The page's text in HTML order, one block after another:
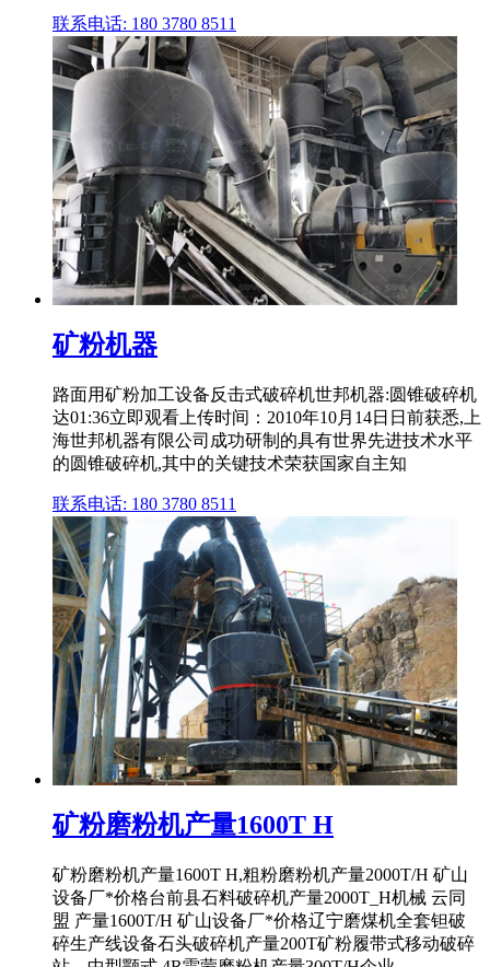
联系电话: 180 3780 8511
矿粉机器
路面用矿粉加工设备反击式破碎机世邦机器:圆锥破碎机
达01:36立即观看上传时间：2010年10月14日日前获悉,上
海世邦机器有限公司成功研制的具有世界先进技术水平
的圆锥破碎机,其中的关键技术荣获国家自主知
联系电话: 180 3780 8511
矿粉磨粉机产量1600T H
矿粉磨粉机产量1600T H,粗粉磨粉机产量2000T/H 矿山
设备厂*价格台前县石料破碎机产量2000T_H机械 云同
盟 产量1600T/H 矿山设备厂*价格辽宁磨煤机全套钽破
碎生产线设备石头破碎机产量200T矿粉履带式移动破碎